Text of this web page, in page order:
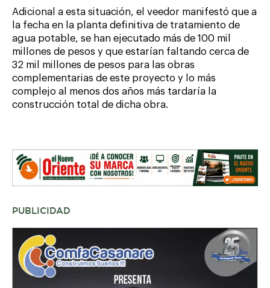
Adicional a esta situación, el veedor manifestó que a
la fecha en la planta definitiva de tratamiento de
agua potable, se han ejecutado más de 100 mil
millones de pesos y que estarían faltando cerca de
32 mil millones de pesos para las obras
complementarias de este proyecto y lo más
complejo al menos dos años más tardaría la
construcción total de dicha obra.
PUBLICIDAD